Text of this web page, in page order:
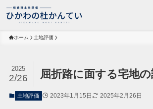
ホーム 土地評価
屈折路に面する宅地
2025
2/26
土地評価 2023年1月15日 2025年2月26日